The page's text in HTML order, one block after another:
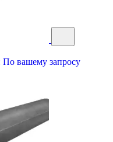
По вашему запросу